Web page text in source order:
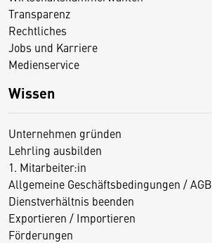
Transparenz
Rechtliches
Jobs und Karriere
Medienservice
Wissen
Unternehmen gründen
Lehrling ausbilden
1. Mitarbeiter:in
Allgemeine Geschäftsbedingungen / AGB
Dienstverhältnis beenden
Exportieren / Importieren
Förderungen